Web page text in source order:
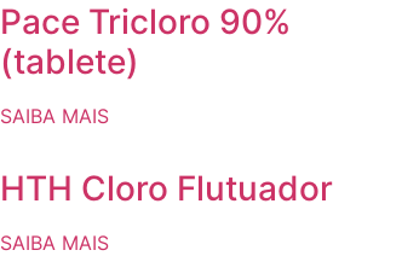
Pace Tricloro 90%
(tablete)
SAIBA MAIS
HTH Cloro Flutuador
SAIBA MAIS